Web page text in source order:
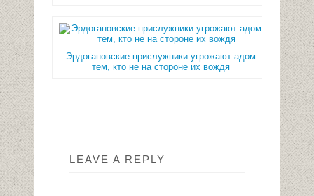
Эрдогановские прислужники угрожают адом
тем, кто не на стороне их вождя
LEAVE A REPLY